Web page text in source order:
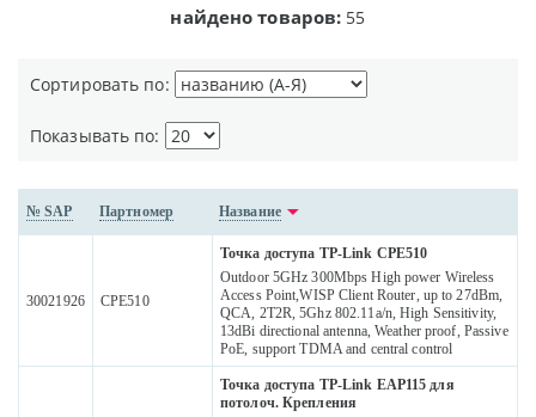
найдено товаров: 55
Сортировать по:
Показывать по:
№ SAP Партномер Название
30021926 CPE510
Точка доступа TP-Link CPE510
Outdoor 5GHz 300Mbps High power Wireless
Access Point,WISP Client Router, up to 27dBm,
QCA, 2T2R, 5Ghz 802.11a/n, High Sensitivity,
13dBi directional antenna, Weather proof, Passive
PoE, support TDMA and central control
Точка доступа TP-Link EAP115 для
потолоч. Крепления